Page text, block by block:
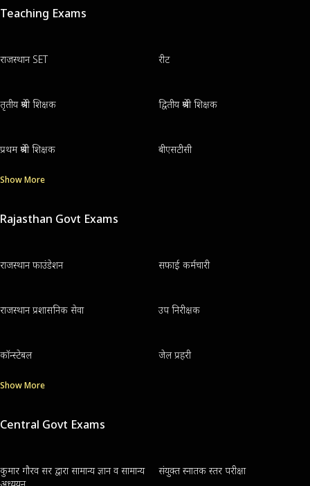
Teaching Exams
राजस्थान SET रीट
तृतीय श्रेणी शिक्षक द्वितीय श्रेणी शिक्षक
प्रथम श्रेणी शिक्षक बीएसटीसी
Show More
Rajasthan Govt Exams
राजस्थान फाउंडेशन सफाई कर्मचारी
राजस्थान प्रशासनिक सेवा उप निरीक्षक
कॉन्स्टेबल जेल प्रहरी
Show More
Central Govt Exams
कुमार गौरव सर द्वारा सामान्य ज्ञान व सामान्य
संयुक्त स्नातक स्तर परीक्षा